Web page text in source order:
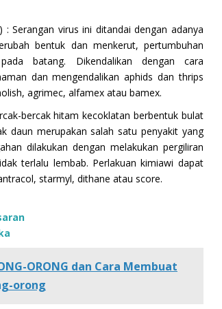
) : Serangan virus ini ditandai dengan adanya
bentuk dan menkerut, pertumbuhan
batang. Dikendalikan dengan cara
dan mengendalikan aphids dan thrips
agrimec, alfamex atau bamex.
bercak hitam kecoklatan berbentuk bulat
daun merupakan salah satu penyakit yang
dilakukan dengan melakukan pergiliran
terlalu lembab. Perlakuan kimiawi dapat
starmyl, dithane atau score.
ORONG dan Cara Membuat
orong